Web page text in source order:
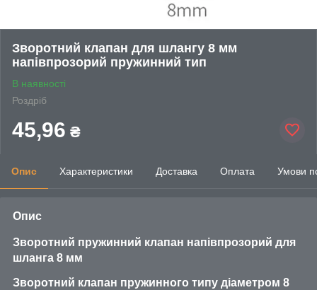
Зворотний клапан для шлангу 8 мм
напівпрозорий пружинний тип
В наявності
Роздріб
45,96 ₴
Опис Характеристики Доставка Оплата Умови
Опис
Зворотний пружинний клапан напівпрозорий для
шланга 8 мм
Зворотний клапан пружинного типу діаметром 8